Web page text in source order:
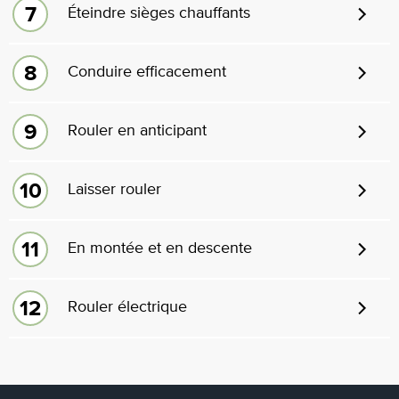
Éteindre sièges chauffants
Conduire efficacement
Rouler en anticipant
Laisser rouler
En montée et en descente
Rouler électrique